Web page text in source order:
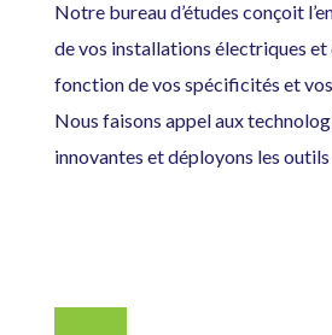
Notre bureau d’études conçoit
de vos installations électriques
fonction de vos spécificités et
Nous faisons appel aux
innovantes et déployons les